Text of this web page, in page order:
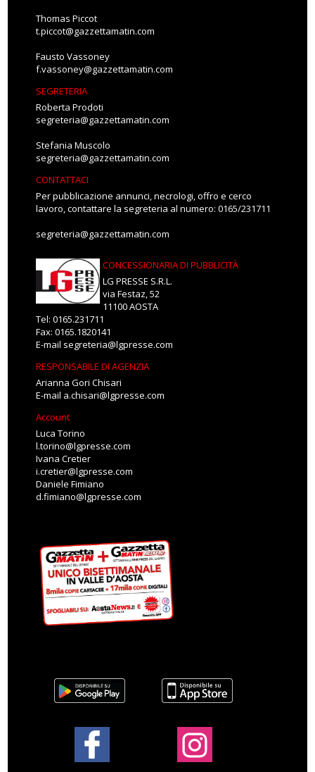
Thomas Piccot
t.piccot@gazzettamatin.com
Fausto Vassoney
f.vassoney@gazzettamatin.com
SEGRETERIA
Roberta Prodoti
segreteria@gazzettamatin.com
Stefania Muscolo
segreteria@gazzettamatin.com
CONTATTACI
Per pubblicazione annunci, necrologi, offro e cerco
lavoro, contattare la segreteria al numero: 0165/231711
segreteria@gazzettamatin.com
CONCESSIONARIA DI PUBBLICITÀ
LG PRESSE S.R.L.
via Festaz, 52
11100 AOSTA
Tel: 0165.231711
Fax: 0165.1820141
E-mail segreteria@lgpresse.com
RESPONSABILE DI AGENZIA
Arianna Gori Chisari
E-mail a.chisari@lgpresse.com
Account
Luca Torino
l.torino@lgpresse.com
Ivana Cretier
i.cretier@lgpresse.com
Daniele Fimiano
d.fimiano@lgpresse.com